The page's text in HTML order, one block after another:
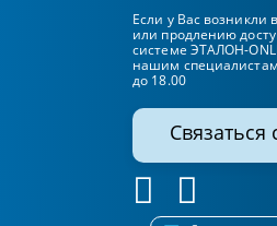
Если у Вас возникли
или продлению
системе ЭТАЛОН-
нашим
до 18.00
Связаться